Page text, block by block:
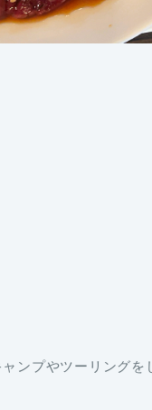
ンプやツーリングを